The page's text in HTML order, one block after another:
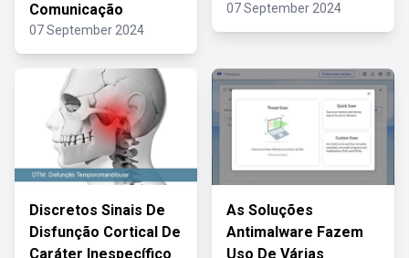
Comunicação
07 September 2024
07 September 2024
Discretos Sinais De
Disfunção Cortical De
Caráter Inespecífico
As Soluções
Antimalware Fazem
Uso De Várias